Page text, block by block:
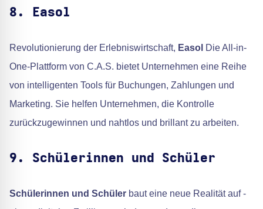
8. Easol
Revolutionierung der Erlebniswirtschaft, Easol Die All-in-
One-Plattform von C.A.S. bietet Unternehmen eine Reihe
von intelligenten Tools für Buchungen, Zahlungen und
Marketing. Sie helfen Unternehmen, die Kontrolle
zurückzugewinnen und nahtlos und brillant zu arbeiten.
9. Schülerinnen und Schüler
Schülerinnen und Schüler baut eine neue Realität auf -